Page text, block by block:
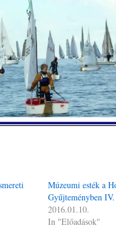
Múzeumi esték a
Gyűjteményben IV.
2016.01.10.
In "Előadások"